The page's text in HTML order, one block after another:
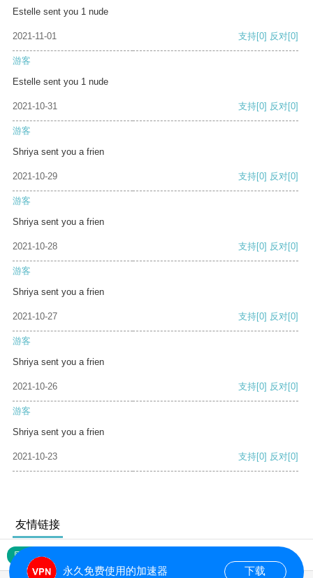
Estelle sent you 1 nude
2021-11-01 支持[0] 反对[0]
游客
Estelle sent you 1 nude
2021-10-31 支持[0] 反对[0]
游客
Shriya sent you a frien
2021-10-29 支持[0] 反对[0]
游客
Shriya sent you a frien
2021-10-28 支持[0] 反对[0]
游客
Shriya sent you a frien
2021-10-27 支持[0] 反对[0]
游客
Shriya sent you a frien
2021-10-26 支持[0] 反对[0]
游客
Shriya sent you a frien
2021-10-23 支持[0] 反对[0]
友情链接
网站地图
永久免费使用的加速器 下载